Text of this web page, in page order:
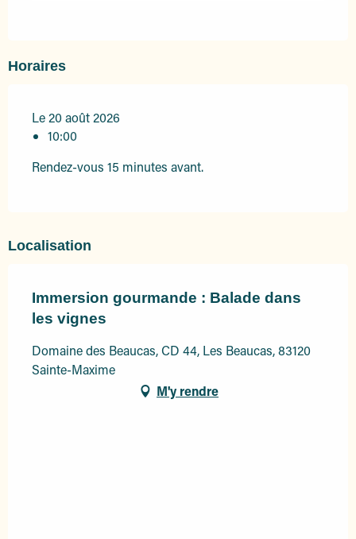
Horaires
Le 20 août 2026
10:00
Rendez-vous 15 minutes avant.
Localisation
Immersion gourmande : Balade dans
les vignes
Domaine des Beaucas, CD 44, Les Beaucas, 83120
Sainte-Maxime
M'y rendre